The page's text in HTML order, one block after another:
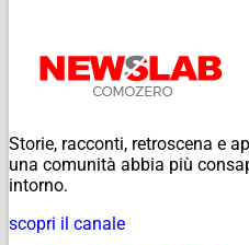
Storie, racconti, retroscena e
una comunità abbia più
intorno.
scopri il canale